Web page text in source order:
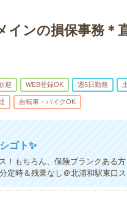
インの損保事務＊
迎 WEB登録OK 週5日勤務
自転車・バイクOK
ゴト✨
！もちろん、保険ブランクある
定時＆残業なし＠北浦和駅東口